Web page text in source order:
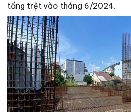
tầng trệt vào tháng 6/2024.